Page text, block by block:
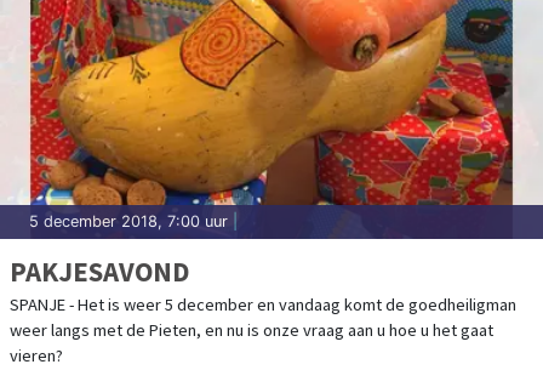
5 december 2018, 7:00 uur
PAKJESAVOND
SPANJE - Het is weer 5 december en vandaag komt de goedheiligman
weer langs met de Pieten, en nu is onze vraag aan u hoe u het gaat
vieren?